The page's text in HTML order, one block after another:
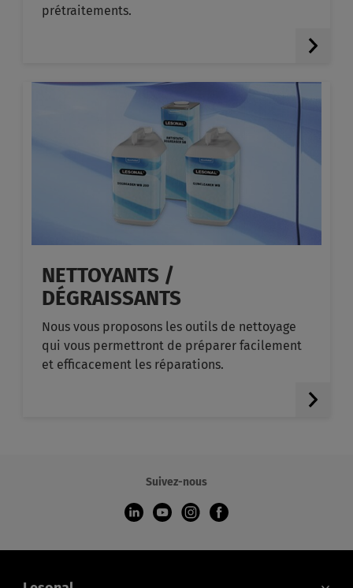
prétraitements.
NETTOYANTS /
DÉGRAISSANTS
Nous vous proposons les outils de nettoyage
qui vous permettront de préparer facilement
et efficacement les réparations.
Suivez-nous